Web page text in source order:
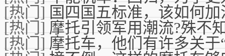
[热门]国四国五标准，该如何加
[热门]摩托引领军用潮流?殊不
[热门]摩托车，他们有许多关